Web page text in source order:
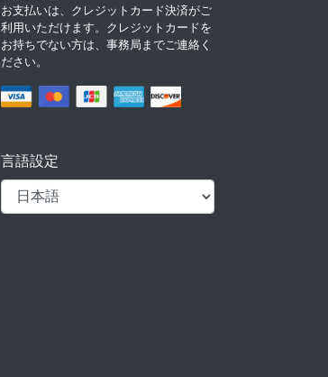
お支払いは、クレジットカード決済がご
利用いただけます。クレジットカードを
お持ちでない方は、事務局までご連絡く
ださい。
言語設定